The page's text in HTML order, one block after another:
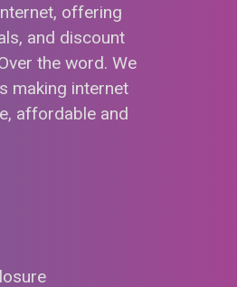
offering
and discount
the word. We
making internet
affordable and